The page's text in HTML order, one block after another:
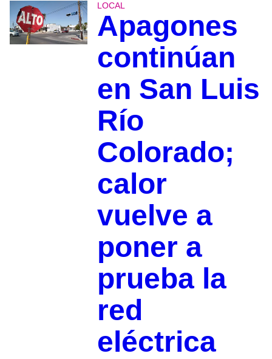
LOCAL
Apagones
continúan
en San Luis
Río
Colorado;
calor
vuelve a
poner a
prueba la
red
eléctrica